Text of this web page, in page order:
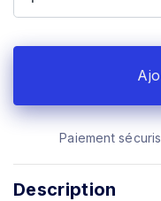
Paiement
Description